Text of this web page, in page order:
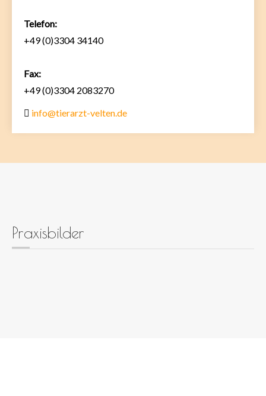
Telefon:
+49 (0)3304 34140
Fax:
+49 (0)3304 2083270
info@tierarzt-velten.de
Praxisbilder